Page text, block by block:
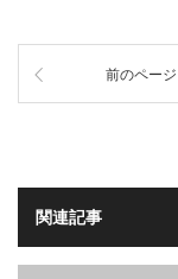
前のページ
関連記事